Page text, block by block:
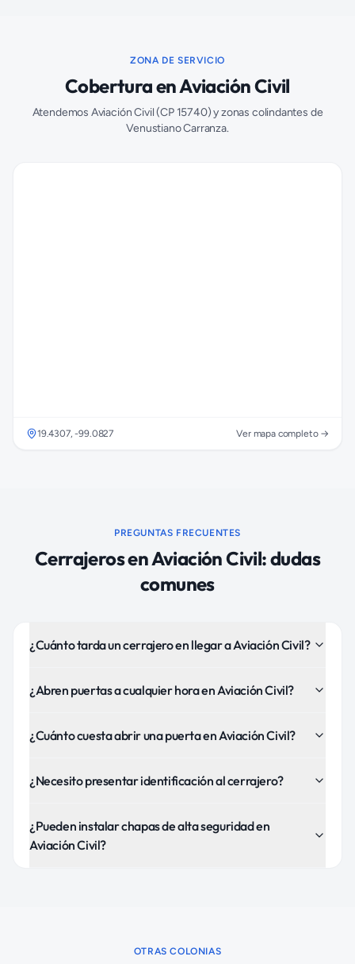
ZONA DE SERVICIO
Cobertura enAviación Civil
Atendemos Aviación Civil(CP 15740) y zonas colindantes de
Venustiano Carranza.
19.4307,-99.0827 Ver mapa completo →
PREGUNTAS FRECUENTES
CerrajerosenAviación Civil: dudas
comunes
¿Cuánto tarda un cerrajero en llegar a Aviación Civil?
¿Abren puertas a cualquier hora en Aviación Civil?
¿Cuánto cuesta abrir una puerta en Aviación Civil?
¿Necesito presentar identificación al cerrajero?
¿Pueden instalar chapas de alta seguridad en
Aviación Civil?
OTRAS COLONIAS